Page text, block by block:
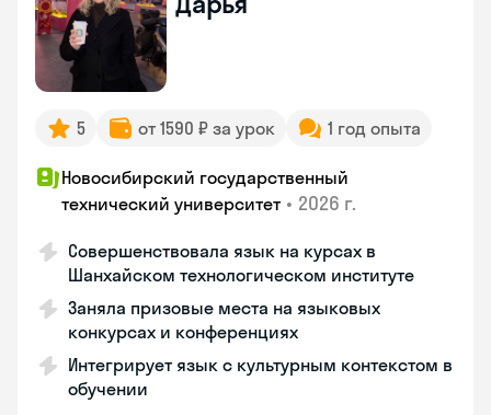
5 от 1590 ₽ за урок 1 год опыта
Новосибирский государственный
технический университет • 2026 г.
Совершенствовала язык на курсах в
Шанхайском технологическом институте
Заняла призовые места на языковых
конкурсах и конференциях
Интегрирует язык с культурным контекстом в
обучении